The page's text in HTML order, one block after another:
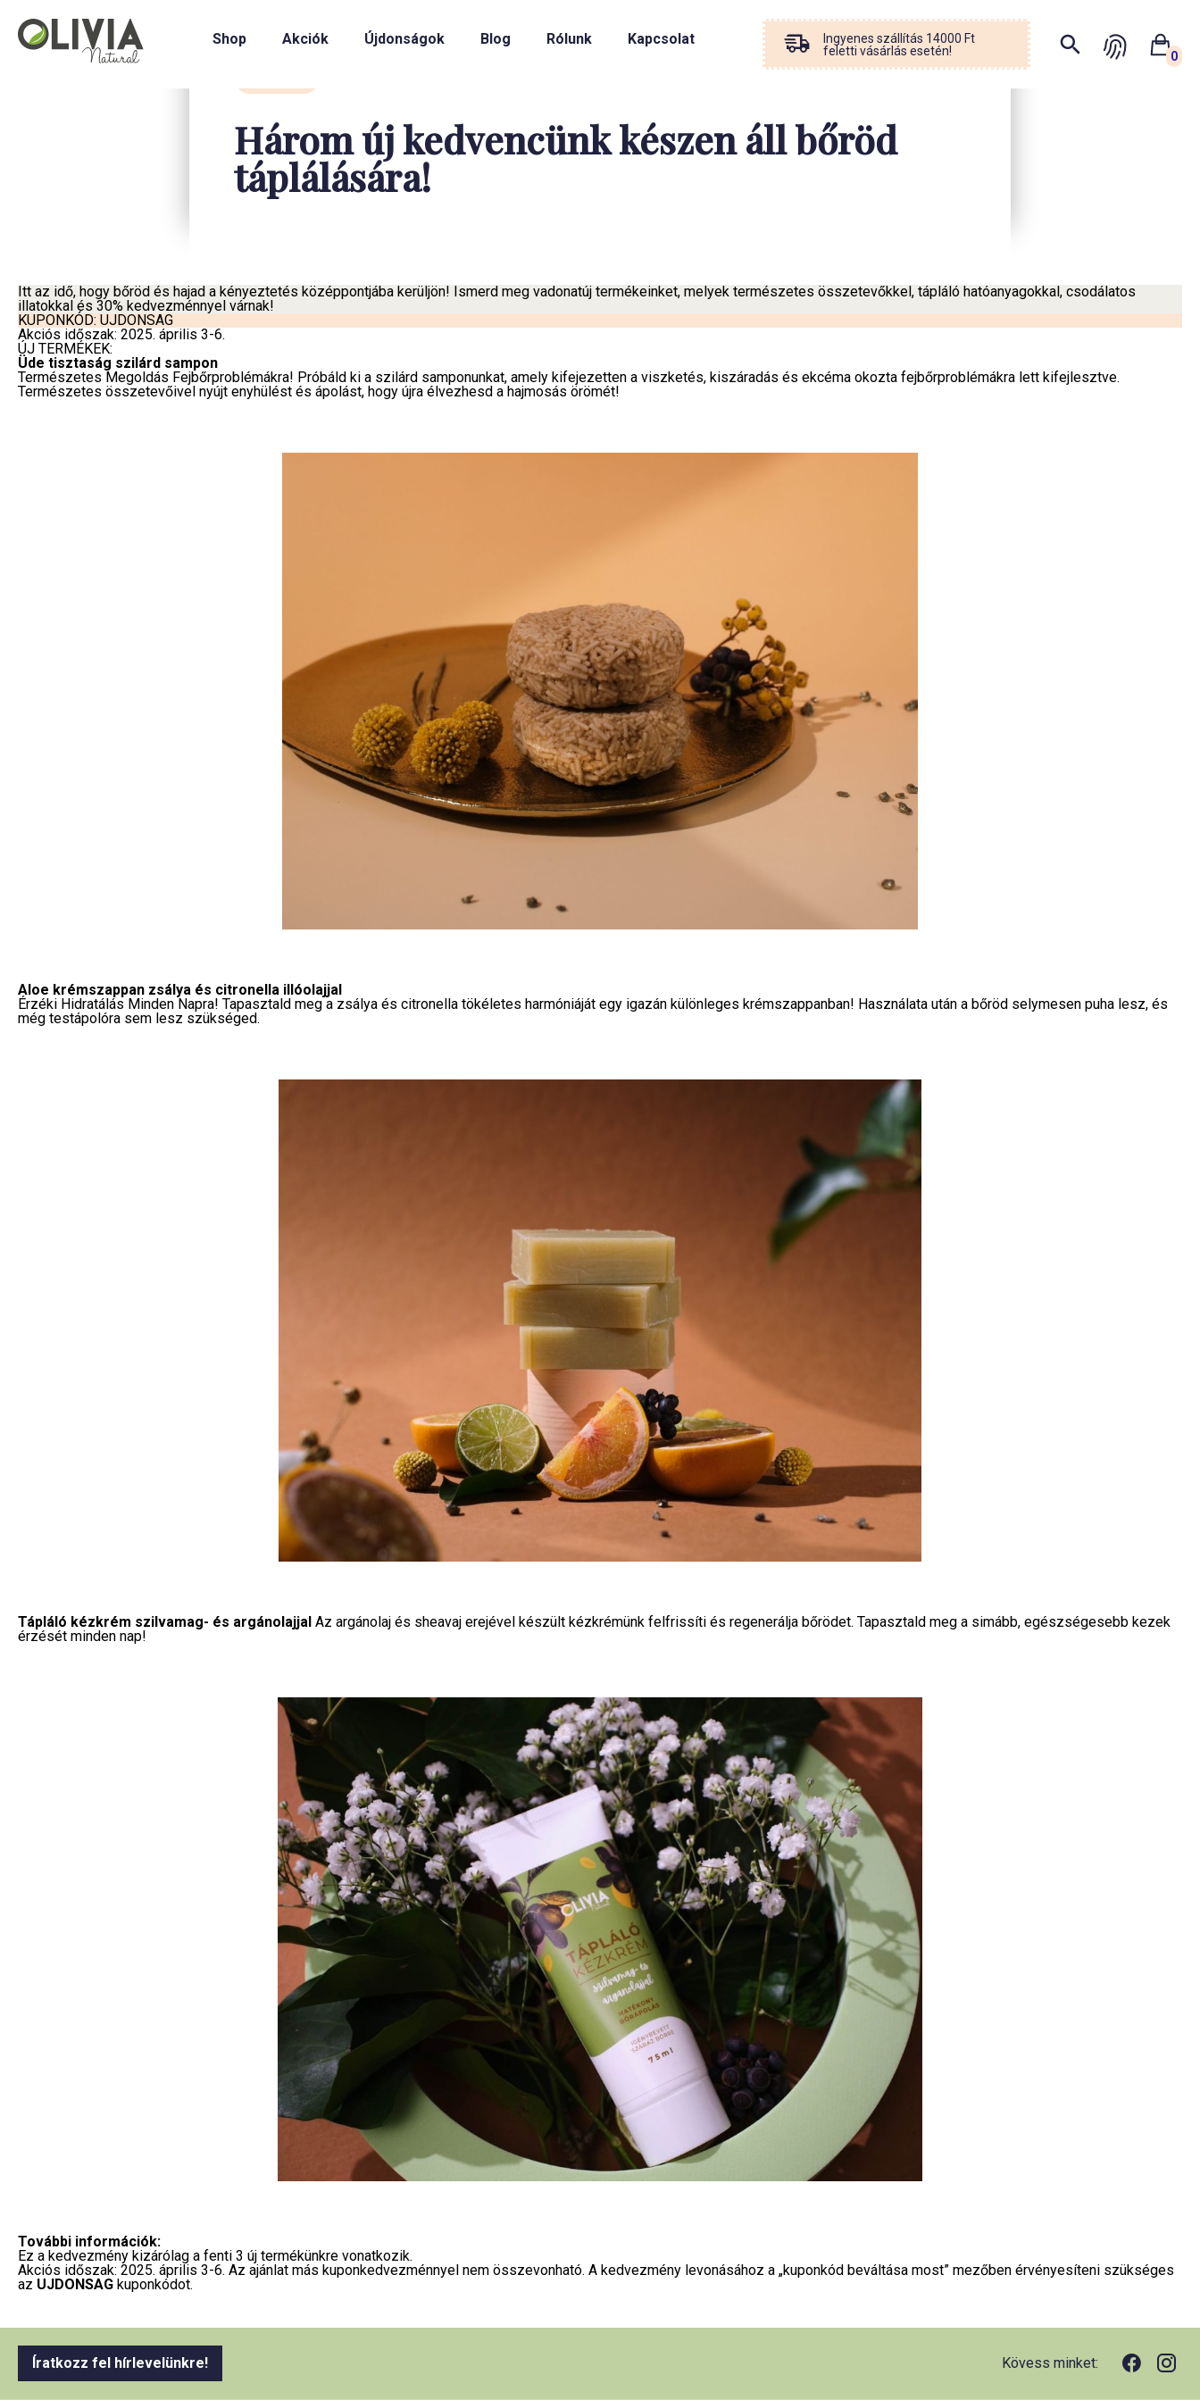
Shop Akciók Újdonságok Blog Rólunk Kapcsolat
Ingyenes szállítás 14000 Ft
feletti vásárlás esetén!
0
Három új kedvencünk készen áll bőröd
táplálására!
Itt az idő, hogy bőröd és hajad a kényeztetés középpontjába kerüljön! Ismerd meg vadonatúj termékeinket, melyek természetes összetevőkkel, tápláló hatóanyagokkal, csodálatos
illatokkal és 30% kedvezménnyel várnak!
KUPONKÓD: UJDONSAG
Akciós időszak: 2025. április 3-6.
ÚJ TERMÉKEK:
Üde tisztaság szilárd sampon
Természetes Megoldás Fejbőrproblémákra! Próbáld ki a szilárd samponunkat, amely kifejezetten a viszketés, kiszáradás és ekcéma okozta fejbőrproblémákra lett kifejlesztve.
Természetes összetevőivel nyújt enyhülést és ápolást, hogy újra élvezhesd a hajmosás örömét!
Aloe krémszappan zsálya és citronella illóolajjal
Érzéki Hidratálás Minden Napra! Tapasztald meg a zsálya és citronella tökéletes harmóniáját egy igazán különleges krémszappanban! Használata után a bőröd selymesen puha lesz, és
még testápolóra sem lesz szükséged.
Tápláló kézkrém szilvamag- és argánolajjal Az argánolaj és sheavaj erejével készült kézkrémünk felfrissíti és regenerálja bőrödet. Tapasztald meg a simább, egészségesebb kezek
érzését minden nap!
További információk:
Ez a kedvezmény kizárólag a fenti 3 új termékünkre vonatkozik.
Akciós időszak: 2025. április 3-6. Az ajánlat más kuponkedvezménnyel nem összevonható. A kedvezmény levonásához a „kuponkód beváltása most” mezőben érvényesíteni szükséges
az UJDONSAG kuponkódot.
Íratkozz fel hírlevelünkre! Kövess minket: